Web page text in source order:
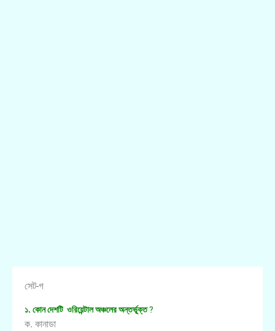
সেট-গ
১. কোন দেশটি ওরিয়েন্টাল অঞ্চলের অন্তর্ভূ্ক্ত?
ক. কানাডা